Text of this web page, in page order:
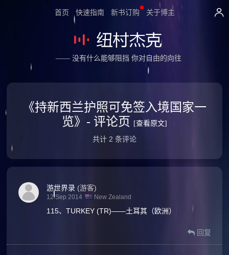
首页 快速指南 新书订购 关于博主
—— 没有什么能够阻挡 你对自由的向往
《持新西兰护照可免签入境国家一
览》- 评论页 [查看原文]
共计 2 条评论
游世界录 (游客)
12 Sep 2014 New Zealand
115、TURKEY (TR)——土耳其（欧洲）
回复